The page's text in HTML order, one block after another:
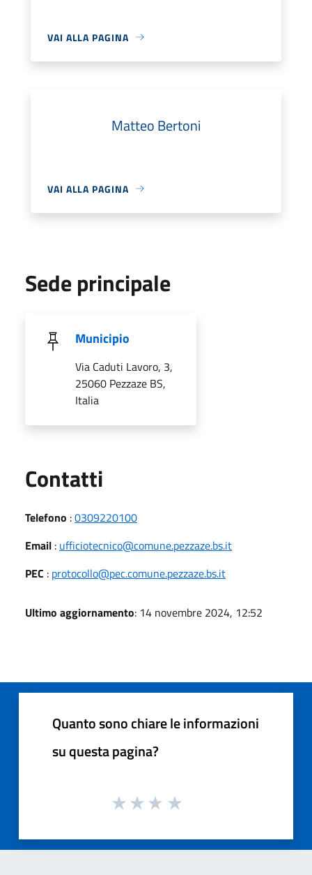
VAI ALLA PAGINA
Matteo Bertoni
VAI ALLA PAGINA
Sede principale
Municipio
Via Caduti Lavoro, 3,
25060 Pezzaze BS,
Italia
Contatti
Telefono :0309220100
Email : ufficiotecnico@comune.pezzaze.bs.it
PEC : protocollo@pec.comune.pezzaze.bs.it
Ultimo aggiornamento: 14 novembre 2024, 12:52
Quanto sono chiare le informazioni
su questa pagina?